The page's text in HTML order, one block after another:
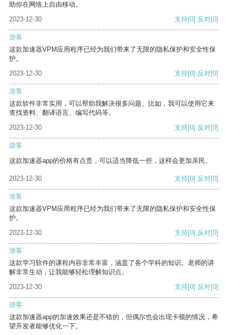
助你在网络上自由移动。
2023-12-30
支持[0] 反对[0]
游客
这款加速器VPM应用程序已经为我们带来了无限的隐私保护和安全性保
护。
2023-12-30
支持[0] 反对[0]
游客
这款软件非常实用，可以帮助我解决很多问题。比如，我可以使用它来
查找资料、翻译语言、编写代码等。
2023-12-30
支持[0] 反对[0]
游客
这款加速器app的价格有点贵，可以适当降低一些，这样会更加亲民。
2023-12-30 支持[0] 反对[0]
游客
这款加速器VPM应用程序已经为我们带来了无限的隐私保护和安全性保
护。
2023-12-30
支持[0] 反对[0]
游客
这款学习软件的课程内容非常丰富，涵盖了各个学科的知识。老师的讲
解非常生动，让我能够轻松理解知识点。
2023-12-30
支持[0] 反对[0]
游客
这款加速器app的加速效果还是不错的，但偶尔也会出现卡顿的情况，希
望开发者能够优化一下。